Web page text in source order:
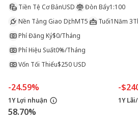
Tiền Tệ Cơ BảnUSD Đòn Bẩy1:100
Nền Tảng Giao DịchMT5 Tuổi1Năm
Phí Đăng Ký$0/Tháng
Phí Hiệu Suất0%/Tháng
Vốn Tối Thiểu$250 USD
-24.59%
1Y Lợi nhuận
-
1Y
58.70%